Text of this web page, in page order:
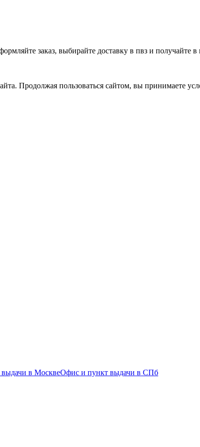
заказ, выбирайте доставку в пвз и получайте в
Продолжая пользоваться сайтом, вы принимаете